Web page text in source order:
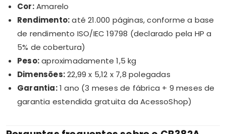
Cor:Amarelo
Rendimento:até 21.000 páginas, conforme a base
de rendimento ISO/IEC 19798 (declarado pela HP a
5% de cobertura)
Peso:aproximadamente 1,5 kg
Dimensões:22,99 x 5,12 x 7,8 polegadas
Garantia:1 ano (3 meses de fábrica + 9 meses de
garantia estendida gratuita da AcessoShop)